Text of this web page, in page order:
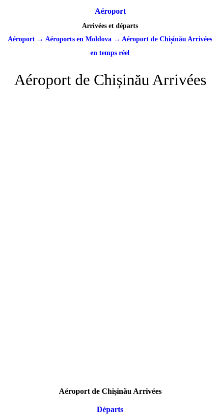
Aéroport
Arrivées et départs
Aéroport → Aéroports en Moldova → Aéroport de Chișinău Arrivées
en temps réel
Aéroport de Chișinău Arrivées
Aéroport de Chișinău Arrivées
Départs